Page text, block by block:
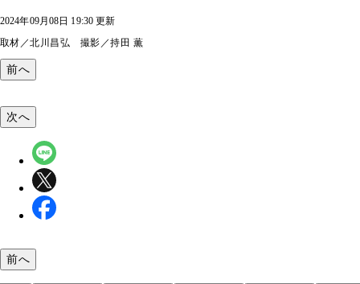
2024年09月08日 19:30 更新
取材／北川昌弘 撮影／持田 薫
前へ
次へ
前へ